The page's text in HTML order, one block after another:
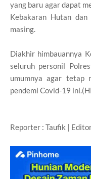
yang baru agar dapat
Kebakaran Hutan
masing.
Diakhir himbauannya
seluruh personil
umumnya agar tetap
pendemi Covid-19
Reporter : Taufik |